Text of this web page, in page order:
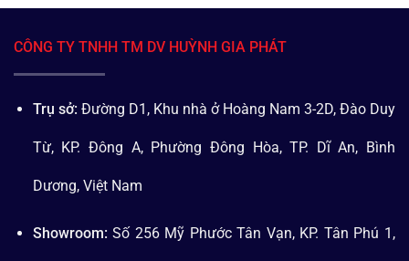
CÔNG TY TNHH TM DV HUỲNH GIA PHÁT
Trụ sở: Đường D1, Khu nhà ở Hoàng Nam 3-2D, Đào Duy
Từ, KP. Đông A, Phường Đông Hòa, TP. Dĩ An, Bình
Dương, Việt Nam
Showroom: Số 256 Mỹ Phước Tân Vạn, KP. Tân Phú 1,